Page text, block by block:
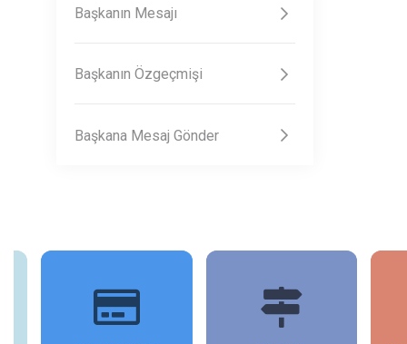
Başkanın Mesajı
Başkanın Özgeçmişi
Başkana Mesaj Gönder